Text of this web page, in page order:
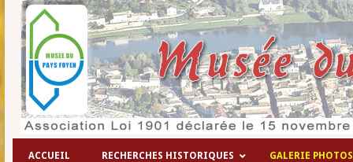
Les hôpitaux temporaires de la 1°
ACCUEIL RECHERCHES HISTORIQUES GALERIE PHOTOS